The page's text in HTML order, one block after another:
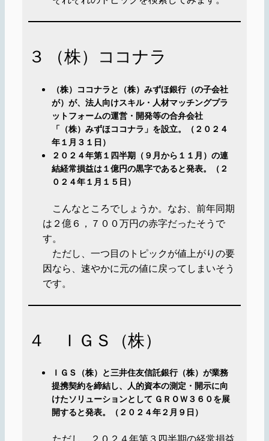
３ （株）ココナラ
（株）ココナラと（株）みずほ銀行（の子会社
が）が、法人向けスキル・人材マッチングプラ
ットフォームの運営・開発等の合弁会社
「（株）みずほココナラ」を設立。（２０２４
年１月３１日）
２０２４年第１四半期（９月から１１月）の連
結経常損益は１億円の黒字であると発表。（２
０２４年１月１５日）
こんなところでしょうか。なお、前年同期
は２億６，７００万円の赤字だったそうで
す。
ただし、一つ目のトピックが値上がりの要
因なら、速やかに元の値に戻ってしまいそう
です。
４ ＩＧＳ（株）
ＩＧＳ（株）と三井住友信託銀行（株）が業務
提携契約を締結し、人的資本の測定・開示に向
けたソリューションとして ＧＲＯＷ３６０を展
開すると発表。（２０２４年２月９日）
ただし、２０２４年第３四半期の経常損益